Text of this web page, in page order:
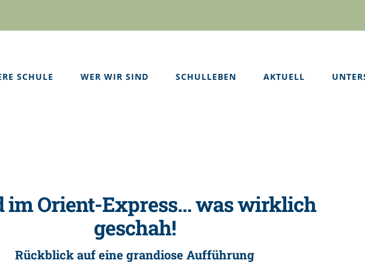
SCHULE WER WIR SIND SCHULLEBEN AKTUELL
im Orient-Express… was wirklich
geschah!
Rückblick auf eine grandiose Aufführung